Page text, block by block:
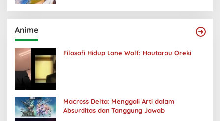
Anime
Filosofi Hidup Lone Wolf: Houtarou Oreki
Macross Delta: Menggali Arti dalam
Absurditas dan Tanggung Jawab